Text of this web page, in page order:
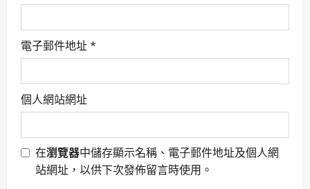
電子郵件地址*
個人網站網址
在瀏覽器中儲存顯示名稱、電子郵件地址及個人網
站網址，以供下次發佈留言時使用。